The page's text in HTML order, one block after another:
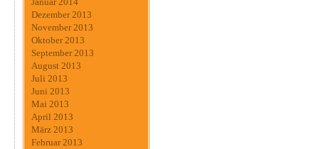
Dezember 2013
November 2013
Oktober 2013
September 2013
August 2013
Juli 2013
Juni 2013
Mai 2013
April 2013
März 2013
Februar 2013